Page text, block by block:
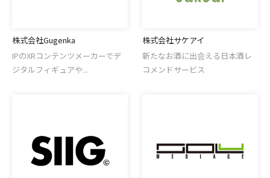
株式会社Gugenka
IPのXRコンテンツメーカーでデ
ジタルフィギュアや...
株式会社サケアイ
新たなお酒に出会える日本酒レ
コメンドサービス